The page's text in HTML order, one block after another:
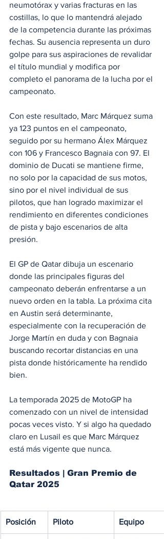
neumotórax y varias fracturas en las
costillas, lo que lo mantendrá alejado
de la competencia durante las próximas
fechas. Su ausencia representa un duro
golpe para sus aspiraciones de revalidar
el título mundial y modifica por
completo el panorama de la lucha por el
campeonato.
Con este resultado, Marc Márquez suma
ya 123 puntos en el campeonato,
seguido por su hermano Álex Márquez
con 106 y Francesco Bagnaia con 97. El
dominio de Ducati se mantiene firme,
no solo por la capacidad de sus motos,
sino por el nivel individual de sus
pilotos, que han logrado maximizar el
rendimiento en diferentes condiciones
de pista y bajo escenarios de alta
presión.
El GP de Qatar dibuja un escenario
donde las principales figuras del
campeonato deberán enfrentarse a un
nuevo orden en la tabla. La próxima cita
en Austin será determinante,
especialmente con la recuperación de
Jorge Martín en duda y con Bagnaia
buscando recortar distancias en una
pista donde históricamente ha rendido
bien.
La temporada 2025 de MotoGP ha
comenzado con un nivel de intensidad
pocas veces visto. Y si algo ha quedado
claro en Lusail es que Marc Márquez
está más vigente que nunca.
Resultados | Gran Premio de
Qatar 2025
Posición Piloto Equipo